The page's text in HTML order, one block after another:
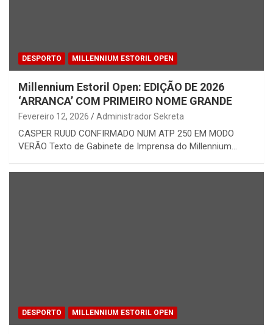
DESPORTO MILLENNIUM ESTORIL OPEN
Millennium Estoril Open: EDIÇÃO DE 2026
‘ARRANCA’ COM PRIMEIRO NOME GRANDE
Fevereiro 12, 2026 Administrador Sekreta
CASPER RUUD CONFIRMADO NUM ATP 250 EM MODO
VERÃO Texto de Gabinete de Imprensa do Millennium…
DESPORTO MILLENNIUM ESTORIL OPEN